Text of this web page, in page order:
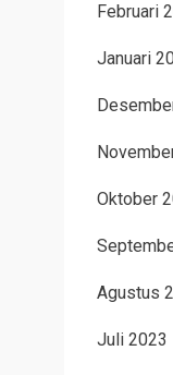
Februari
Januari
Oktober
Agustus
Juli 2023